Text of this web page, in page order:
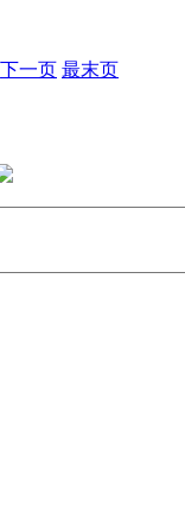
下一页 最末页